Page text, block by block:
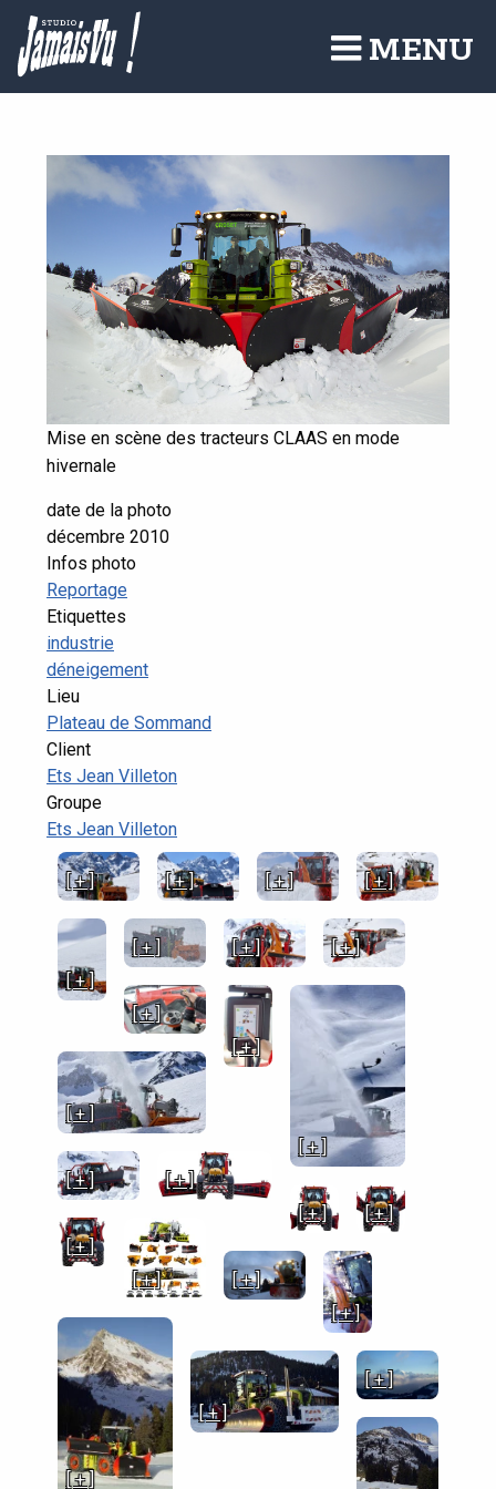
Aller
contenu
principal
MENU
Mise en scène des tracteurs CLAAS en mode
hivernale
date de la photo
décembre 2010
Infos photo
Reportage
Etiquettes
industrie
déneigement
Lieu
Plateau de Sommand
Client
Ets Jean Villeton
Groupe
Ets Jean Villeton
[ + ] [ + ] [ + ] [ + ]
[ + ]
[ + ] [ + ] [ + ]
[ + ]
[ + ]
[ + ]
[ + ]
[ + ]
[ + ]
[ + ]
[ + ]
[ + ]
[ + ]
[ + ]
[ + ]
[ + ]
[ + ]
[ + ]